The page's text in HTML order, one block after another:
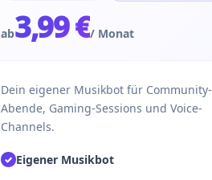
ab3,99 €/ Monat
Dein eigener Musikbot für Community-
Abende, Gaming-Sessions und Voice-
Channels.
✓ Eigener Musikbot